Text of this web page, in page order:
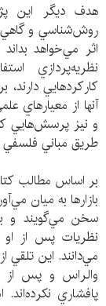
هدف ديگر اين
روش‌شناسي و
اثر مي‌خواهد
نظريه‌پردازي
كاركردهايي
آنها از معيارهاي
و نيز پرسش‌هايي
طريق مباني فلسفي
بر اساس مطالب
بازارها به ميان
سخن مي‌گويند و
نظريات پس از او
مي‌دانند. اين تلقي
والراس و پس از
پافشاري نكرده‌اند.